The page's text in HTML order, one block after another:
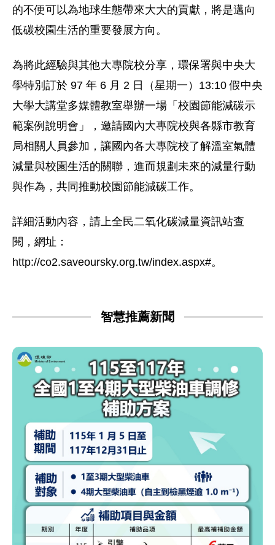
的不便可以為地球生態帶來大大的貢獻，將是邁向
低碳校園生活的重要發展方向。
為將此經驗與其他大專院校分享，環保署與中央大
學特別訂於 97 年 6 月 2 日（星期一）13:10 假中央
大學大講堂多媒體教室舉辦一場「校園節能減碳示
範案例說明會」，邀請國內大專院校與各縣市教育
局相關人員參加，讓國內各大專院校了解溫室氣體
減量與校園生活的關聯，進而規劃未來的減量行動
與作為，共同推動校園節能減碳工作。
詳細活動內容，請上全民二氧化碳減量資訊站查
閱，網址：
http://co2.saveoursky.org.tw/index.aspx#。
智慧推薦新聞